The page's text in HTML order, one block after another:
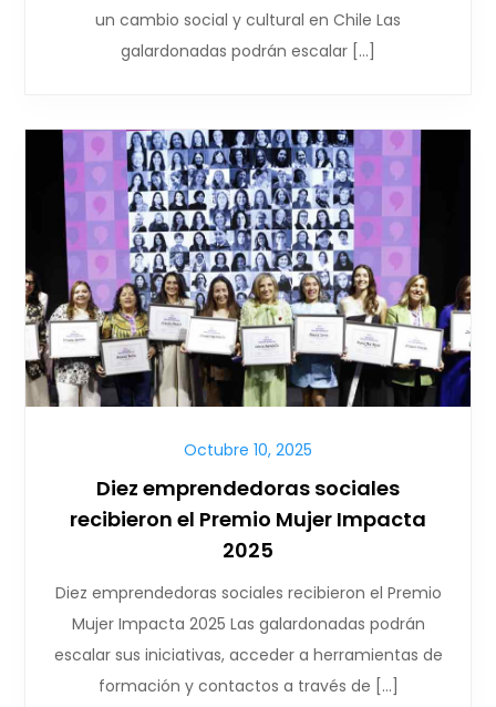
un cambio social y cultural en Chile Las
galardonadas podrán escalar […]
Octubre 10, 2025
Diez emprendedoras sociales
recibieron el Premio Mujer Impacta
2025
Diez emprendedoras sociales recibieron el Premio
Mujer Impacta 2025 Las galardonadas podrán
escalar sus iniciativas, acceder a herramientas de
formación y contactos a través de […]